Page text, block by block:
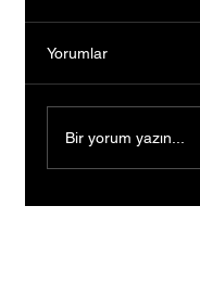
Yorumlar
Bir yorum yazın...